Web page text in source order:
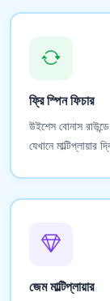
ফ্রি স্পিন ফিচার
উইশেস বোনাস
যেখানে মাল্টিপ্লায়ার
জেম মাল্টিপ্লায়ার